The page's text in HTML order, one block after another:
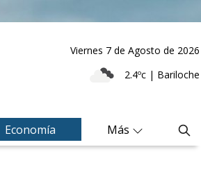
Viernes 7 de Agosto de 2026
2.4ºc | Bariloche
Economía Más